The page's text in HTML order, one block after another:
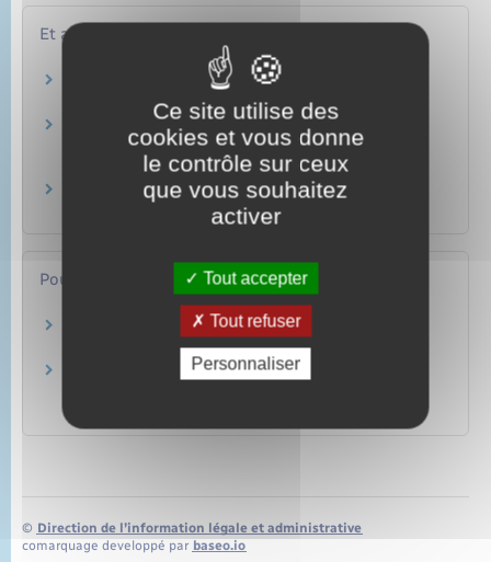
Et aussi
Infractions sexuelles sur mineur
Agression sexuelle commise sur une personne
majeure
Violence conjugale
Pour en savoir plus
Services d’aide aux victimes
Ministère chargé de la justice
Parcours victimes (violences physiques,
© Direction de l’information légale et administrative
comarquage developpé par baseo.io
Ce site utilise des
cookies et vous donne
le contrôle sur ceux
que vous souhaitez
activer
Tout accepter
Tout refuser
Personnaliser